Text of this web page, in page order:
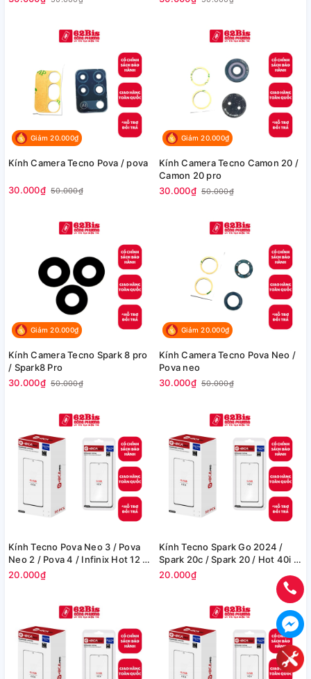
Giảm 20.000₫
Kính Camera Tecno Pova / pova
30.000₫ 50.000₫
Giảm 20.000₫
Kính Camera Tecno Camon 20 /
Camon 20 pro
30.000₫ 50.000₫
Giảm 20.000₫
Kính Camera Tecno Spark 8 pro
/ Spark8 Pro
30.000₫ 50.000₫
Giảm 20.000₫
Kính Camera Tecno Pova Neo /
Pova neo
30.000₫ 50.000₫
Kính Tecno Pova Neo 3 / Pova
Neo 2 / Pova 4 / Infinix Hot 12 /
Note 12i / Hot 20 / Hot 20 Play /
20.000₫
Kính Tecno Spark Go 2024 /
Spark 20c / Spark 20 / Hot 40i /
Infinix Smart 8 + Oca
20.000₫